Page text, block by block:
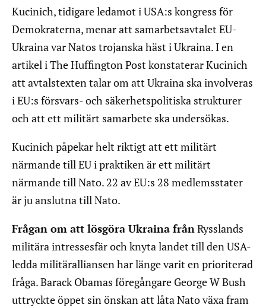
Kucinich, tidigare ledamot i USA:s kongress för
Demokraterna, menar att samarbetsavtalet EU-
Ukraina var Natos trojanska häst i Ukraina. I en
artikel i The Huffington Post konstaterar Kucinich
att avtalstexten talar om att Ukraina ska involveras
i EU:s försvars- och säkerhetspolitiska strukturer
och att ett militärt samarbete ska undersökas.
Kucinich påpekar helt riktigt att ett militärt
närmande till EU i praktiken är ett militärt
närmande till Nato. 22 av EU:s 28 medlemsstater
är ju anslutna till Nato.
Frågan om att lösgöra Ukraina frånRysslands
militära intressesfär och knyta landet till den USA-
ledda militäralliansen har länge varit en prioriterad
fråga. Barack Obamas föregångare George W Bush
uttryckte öppet sin önskan att låta Nato växa fram